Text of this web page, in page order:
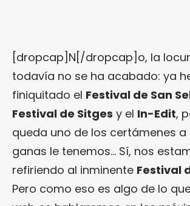
[dropcap]N[/dropcap]o, la
todavía no se ha acabado: ya
finiquitado el Festival de San
Festival de Sitges y el In-Edit,
queda uno de los certámenes a
ganas le tenemos… Sí, nos
refiriendo al inminente Festival
Pero como eso es algo de lo